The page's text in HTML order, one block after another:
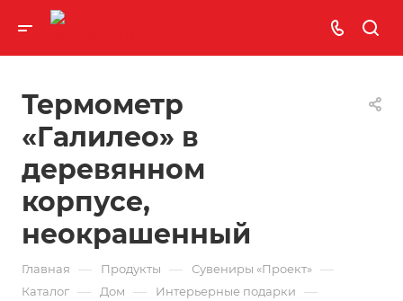
Термометр
«Галилео» в
деревянном
корпусе,
неокрашенный
Главная — Продукты — Сувениры «Проект» —
Каталог — Дом — Интерьерные подарки —